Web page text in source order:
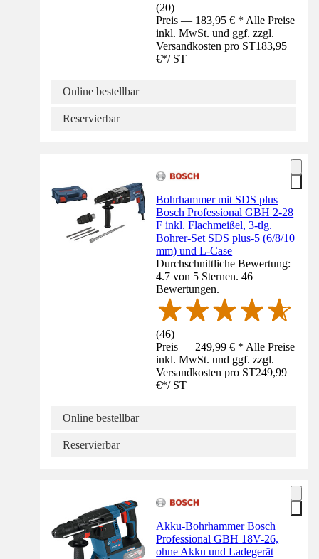
(20)
Preis — 183,95 € * Alle Preise
inkl. MwSt. und ggf. zzgl.
Versandkosten pro ST183,95
€*/ ST
Online bestellbar
Reservierbar
Bohrhammer mit SDS plus
Bosch Professional GBH 2-28
F inkl. Flachmeißel, 3-tlg.
Bohrer-Set SDS plus-5 (6/8/10
mm) und L-Case
Durchschnittliche Bewertung:
4.7 von 5 Sternen. 46
Bewertungen.
(46)
Preis — 249,99 € * Alle Preise
inkl. MwSt. und ggf. zzgl.
Versandkosten pro ST249,99
€*/ ST
Online bestellbar
Reservierbar
Akku-Bohrhammer Bosch
Professional GBH 18V-26,
ohne Akku und Ladegerät